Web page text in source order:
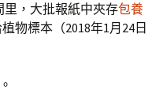
，大批報紙中夾存包養
物標本（2018年1月24日